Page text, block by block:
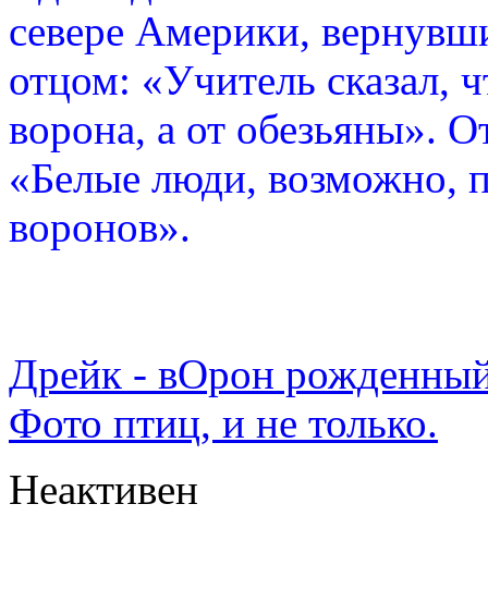
севере Америки,
отцом: «Учитель сказал,
ворона, а от обезьяны».
«Белые люди, возможно,
воронов».
Дрейк - вОрон
Фото птиц, и не только.
Неактивен